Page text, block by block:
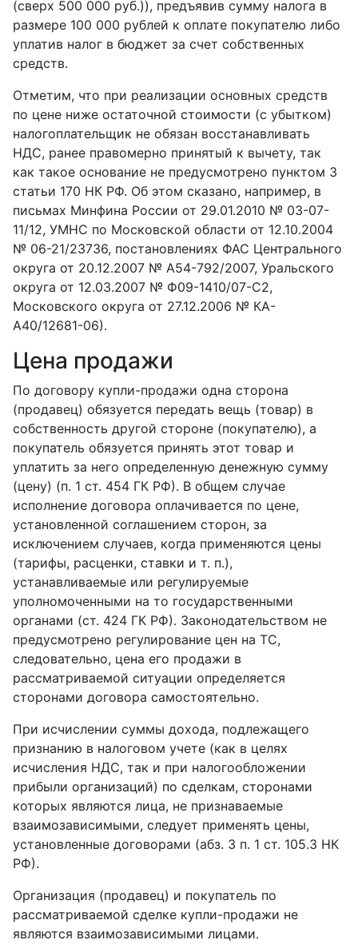
(сверх 500 000 руб.)), предъявив сумму налога в
размере 100 000 рублей к оплате покупателю либо
уплатив налог в бюджет за счет собственных
средств.
Отметим, что при реализации основных средств
по цене ниже остаточной стоимости (с убытком)
налогоплательщик не обязан восстанавливать
НДС, ранее правомерно принятый к вычету, так
как такое основание не предусмотрено пунктом 3
статьи 170 НК РФ. Об этом сказано, например, в
письмах Минфина России от 29.01.2010 № 03-07-
11/12, УМНС по Московской области от 12.10.2004
№ 06-21/23736, постановлениях ФАС Центрального
округа от 20.12.2007 № А54-792/2007, Уральского
округа от 12.03.2007 № Ф09-1410/07-С2,
Московского округа от 27.12.2006 № КА-
А40/12681-06).
Цена продажи
По договору купли-продажи одна сторона
(продавец) обязуется передать вещь (товар) в
собственность другой стороне (покупателю), а
покупатель обязуется принять этот товар и
уплатить за него определенную денежную сумму
(цену) (п. 1 ст. 454 ГК РФ). В общем случае
исполнение договора оплачивается по цене,
установленной соглашением сторон, за
исключением случаев, когда применяются цены
(тарифы, расценки, ставки и т. п.),
устанавливаемые или регулируемые
уполномоченными на то государственными
органами (ст. 424 ГК РФ). Законодательством не
предусмотрено регулирование цен на ТС,
следовательно, цена его продажи в
рассматриваемой ситуации определяется
сторонами договора самостоятельно.
При исчислении суммы дохода, подлежащего
признанию в налоговом учете (как в целях
исчисления НДС, так и при налогообложении
прибыли организаций) по сделкам, сторонами
которых являются лица, не признаваемые
взаимозависимыми, следует применять цены,
установленные договорами (абз. 3 п. 1 ст. 105.3 НК
РФ).
Организация (продавец) и покупатель по
рассматриваемой сделке купли-продажи не
являются взаимозависимыми лицами.